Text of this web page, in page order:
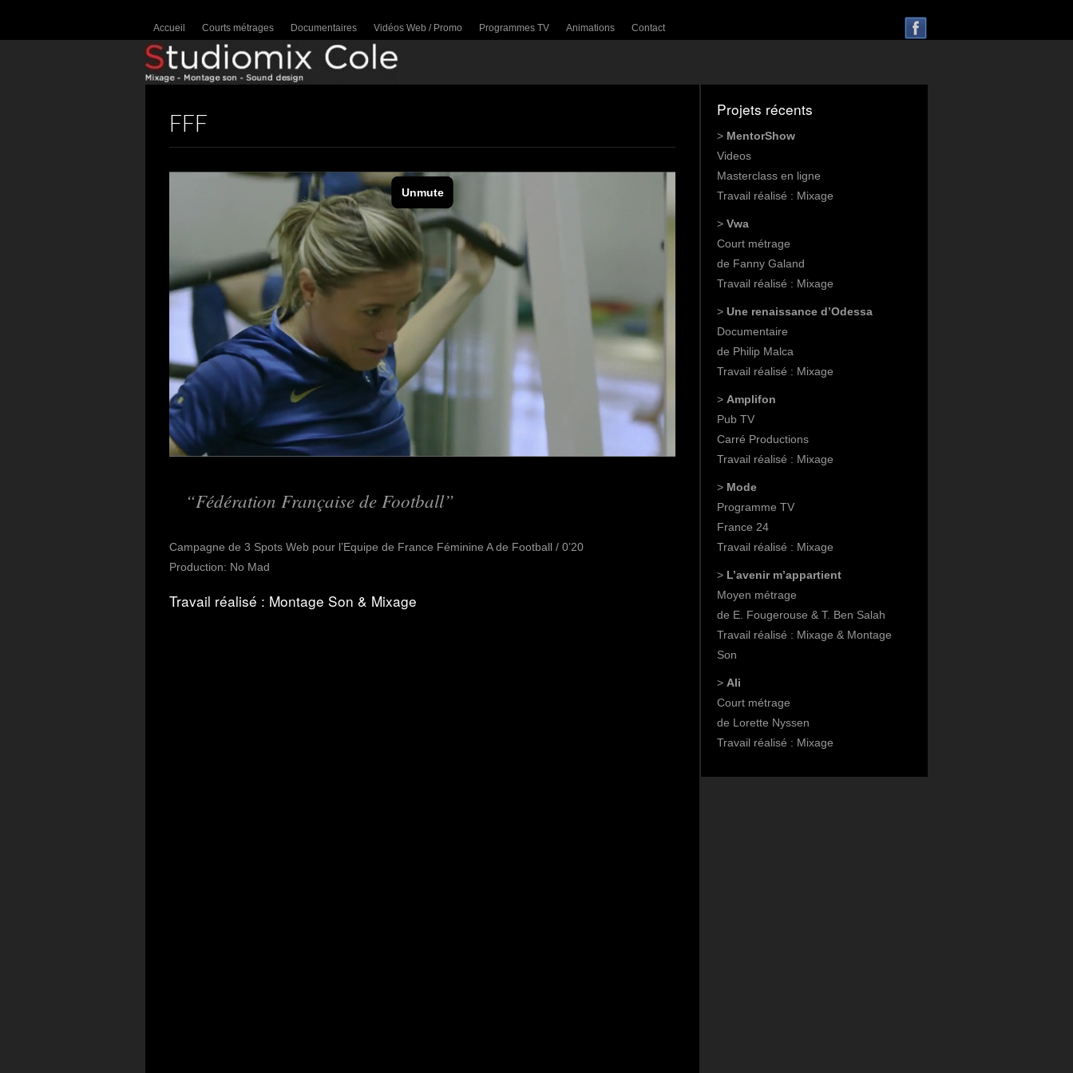
Accueil Courts métrages Documentaires Vidéos Web / Promo Programmes TV Animations Contact
FFF
Fédération Française de Football
Campagne de 3 Spots Web pour l’Equipe de France Féminine A de Football / 0’20
Production: No Mad
Travail réalisé : Montage Son & Mixage
Projets récents
> MentorShow
Videos
Masterclass en ligne
Travail réalisé : Mixage
> Vwa
Court métrage
de Fanny Galand
Travail réalisé : Mixage
> Une renaissance d’Odessa
Documentaire
de Philip Malca
Travail réalisé : Mixage
> Amplifon
Pub TV
Carré Productions
Travail réalisé : Mixage
> Mode
Programme TV
France 24
Travail réalisé : Mixage
> L’avenir m’appartient
Moyen métrage
de E. Fougerouse & T. Ben Salah
Travail réalisé : Mixage & Montage
Son
> Ali
Court métrage
de Lorette Nyssen
Travail réalisé : Mixage